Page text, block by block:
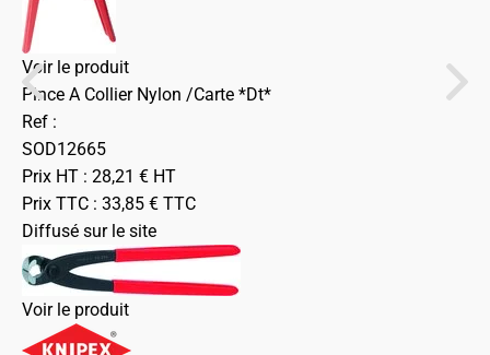
Voir le produit
Pince A Collier Nylon /Carte *Dt*
Ref :
SOD12665
Prix HT : 28,21 € HT
Prix TTC : 33,85 € TTC
Diffusé sur le site
Voir le produit